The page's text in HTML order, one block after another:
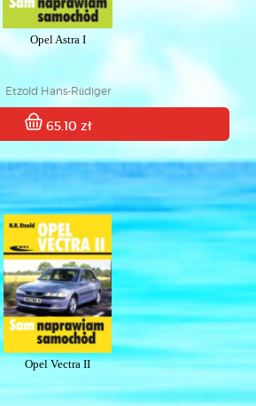
Opel Astra I
Etzold Hans-Rüdiger
65.10 zł
Opel Vectra II